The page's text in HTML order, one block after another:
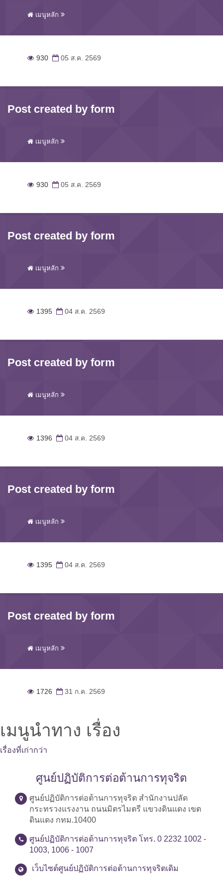
เมนูหลัก
930 05 ส.ค. 2569
Post created by form
เมนูหลัก
930 05 ส.ค. 2569
Post created by form
เมนูหลัก
1395 04 ส.ค. 2569
Post created by form
เมนูหลัก
1396 04 ส.ค. 2569
Post created by form
เมนูหลัก
1395 04 ส.ค. 2569
Post created by form
เมนูหลัก
1726 31 ก.ค. 2569
เมนูนำทาง เรื่อง
เรื่องที่เก่ากว่า
ศูนย์ปฏิบัติการต่อต้านการทุจริต
ศูนย์ปฏิบัติการต่อต้านการทุจริต สำนักงานปลัด
กระทรวงแรงงาน ถนนมิตรไมตรี แขวงดินแดง เขต
ดินแดง กทม.10400
ศูนย์ปฏิบัติการต่อต้านการทุจริต โทร. 0 2232 1002 -
1003, 1006 - 1007
เว็บไซต์ศูนย์ปฏิบัติการต่อต้านการทุจริตเดิม